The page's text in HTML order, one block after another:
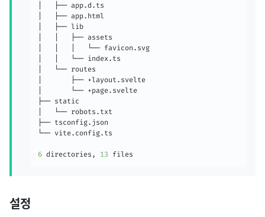
│   ├── app.d.ts
│   ├── app.html
│   ├── lib
│   │   ├── assets
│   │   │   └── favicon.svg
│   │   └── index.ts
│   └── routes
│       ├── +layout.svelte
│       └── +page.svelte
├── static
│   └── robots.txt
├── tsconfig.json
└── vite.config.ts
6 directories, 13 files
설정